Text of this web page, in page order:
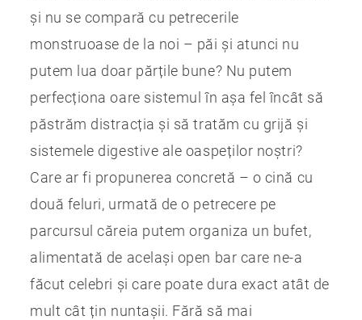
și nu se compară cu petrecerile
monstruoase de la noi – păi și atunci nu
putem lua doar părțile bune? Nu putem
perfecționa oare sistemul în așa fel încât să
păstrăm distracția și să tratăm cu grijă și
sistemele digestive ale oaspeților noștri?
Care ar fi propunerea concretă – o cină cu
două feluri, urmată de o petrecere pe
parcursul căreia putem organiza un bufet,
alimentată de același open bar care ne-a
făcut celebri și care poate dura exact atât de
mult cât țin nuntașii. Fără să mai